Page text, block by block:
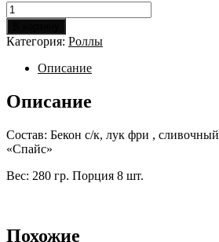
Количество
товара
Спайс
бекон
Категория: Роллы
Описание
Описание
Состав: Бекон с/к, лук фри ,
«Спайс»
Вес: 280 гр. Порция 8 шт.
Похожие